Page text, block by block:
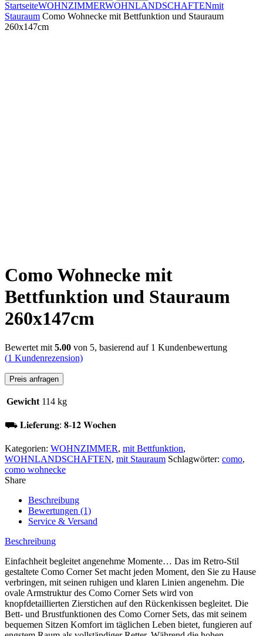
StartseiteWOHNZIMMERWOHNLANDSCHAFTENmit
Stauraum Como Wohnecke mit Bettfunktion und Stauraum
260x147cm
Como Wohnecke mit
Bettfunktion und Stauraum
260x147cm
Bewertet mit 5.00 von 5, basierend auf 1 Kundenbewertung
(1 Kundenrezension)
Preis anfragen
Gewicht 114 kg
⛟ 𝐋𝐢𝐞𝐟𝐞𝐫𝐮𝐧𝐠: 𝟖-𝟏𝟐 𝐖𝐨𝐜𝐡𝐞𝐧
Kategorien: WOHNZIMMER, mit Bettfunktion,
WOHNLANDSCHAFTEN, mit Stauraum Schlagwörter: como,
como wohnecke
Share
Beschreibung
Bewertungen (1)
Service & Versand
Beschreibung
Einfachheit begleitet angenehme Momente… Das im Retro-Stil
gestaltete Como Corner Set macht jeden Moment, den Sie zu Hause
verbringen, mit seinen ruhigen und klaren Linien angenehm. Die
ovale Armstruktur des Como Corner Sets wird von
knopfdetaillierten Zierstichen auf den Rückenkissen begleitet. Die
Bett- und Brustfunktionen des Como Corner Sets, das mit seinem
bequemen Sitzen Komfort im täglichen Leben bietet, fungieren auf